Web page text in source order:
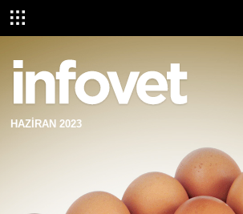
HAZİRAN 2023